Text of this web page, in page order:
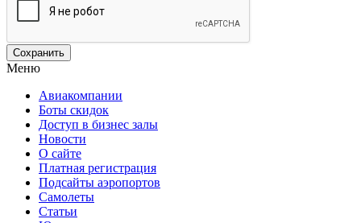
Меню
Авиакомпании
Боты скидок
Доступ в бизнес залы
Новости
О сайте
Платная регистрация
Подсайты аэропортов
Самолеты
Статьи